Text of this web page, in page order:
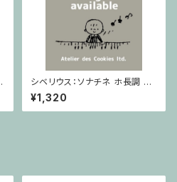
シベリウス：ソナチネ ホ長調 O
p.80 / ヴァイオリンとピアノ
¥1,320